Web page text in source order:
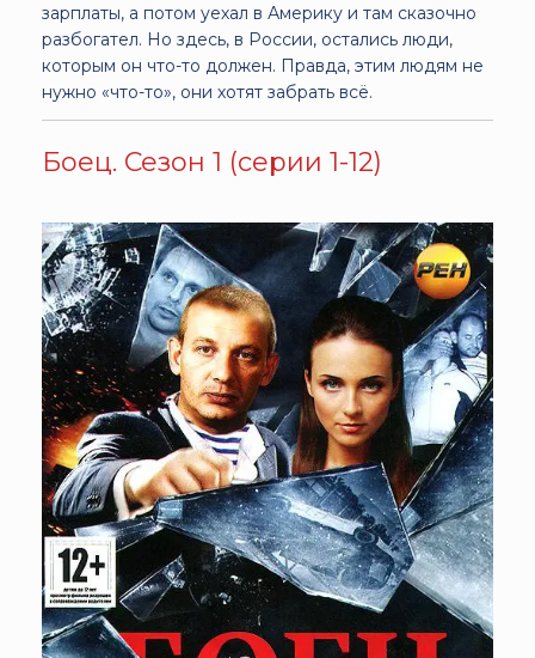
зарплаты, а потом уехал в Америку и там сказочно
разбогател. Но здесь, в России, остались люди,
которым он что-то должен. Правда, этим людям не
нужно «что-то», они хотят забрать всё.
Боец. Сезон 1 (серии 1-12)